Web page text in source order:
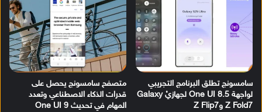
سامسونج تطلق البرنامج التجريبي
لواجهة One UI 8.5 لجهازيْ Galaxy
Z Fold7 وZ Flip7
متصفح سامسونج يحصل على
قدرات الذكاء الاصطناعي وتعدد
المهام في تحديث One UI 9